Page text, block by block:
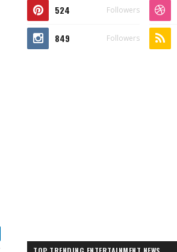
524 Followers
849 Followers